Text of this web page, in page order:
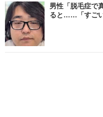
男性「脱毛症で
ると……「すご